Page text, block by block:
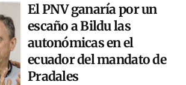
El PNV ganaría por un
escaño a Bildu las
autonómicas en el
ecuador del mandato de
Pradales